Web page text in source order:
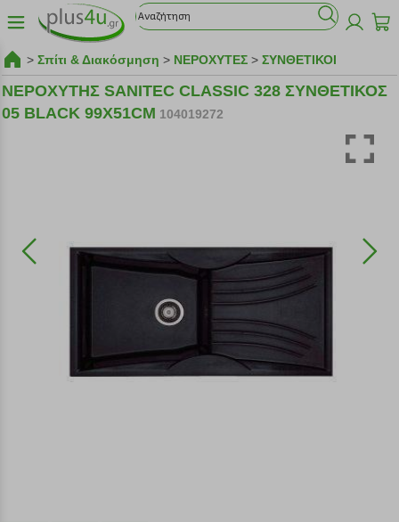
> Σπίτι & Διακόσμηση > ΝΕΡΟΧΥΤΕΣ > ΣΥΝΘΕΤΙΚΟΙ
ΝΕΡΟΧΥΤΗΣ SANITEC CLASSIC 328 ΣΥΝΘΕΤΙΚΟΣ
05 BLACK 99X51CM 104019272